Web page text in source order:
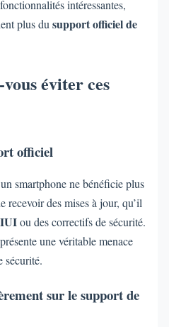
intéressantes,
plus du support officiel de
éviter ces
officiel
smartphone ne bénéficie plus
recevoir des mises à jour, qu’il
ou des correctifs de sécurité.
une véritable menace
sécurité.
sur le support de